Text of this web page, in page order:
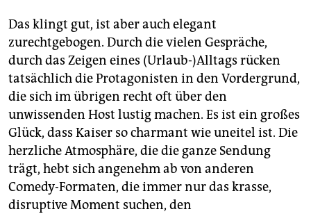
Das klingt gut, ist aber auch elegant
zurechtgebogen. Durch die vielen Gespräche,
durch das Zeigen eines (Urlaub-)Alltags rücken
tatsächlich die Protagonisten in den Vordergrund,
die sich im übrigen recht oft über den
unwissenden Host lustig machen. Es ist ein großes
Glück, dass Kaiser so charmant wie uneitel ist. Die
herzliche Atmosphäre, die die ganze Sendung
trägt, hebt sich angenehm ab von anderen
Comedy-Formaten, die immer nur das krasse,
disruptive Moment suchen, den